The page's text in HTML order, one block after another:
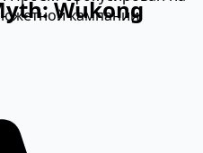
кампании.
Wukong